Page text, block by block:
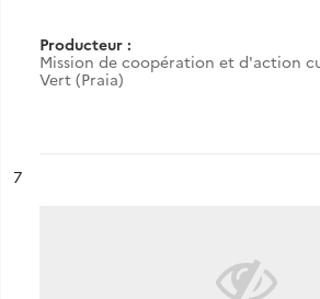
Producteur :
Mission de coopération et d'action
Vert (Praia)
n°
7